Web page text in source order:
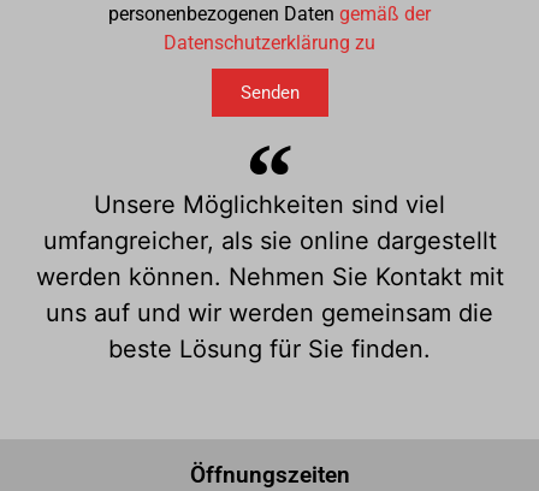
personenbezogenen Daten gemäß der
Datenschutzerklärung zu
Senden
Unsere Möglichkeiten sind viel
umfangreicher, als sie online dargestellt
werden können. Nehmen Sie Kontakt mit
uns auf und wir werden gemeinsam die
beste Lösung für Sie finden.
Öffnungszeiten